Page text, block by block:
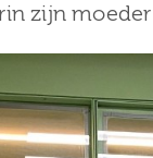
zijn moeder